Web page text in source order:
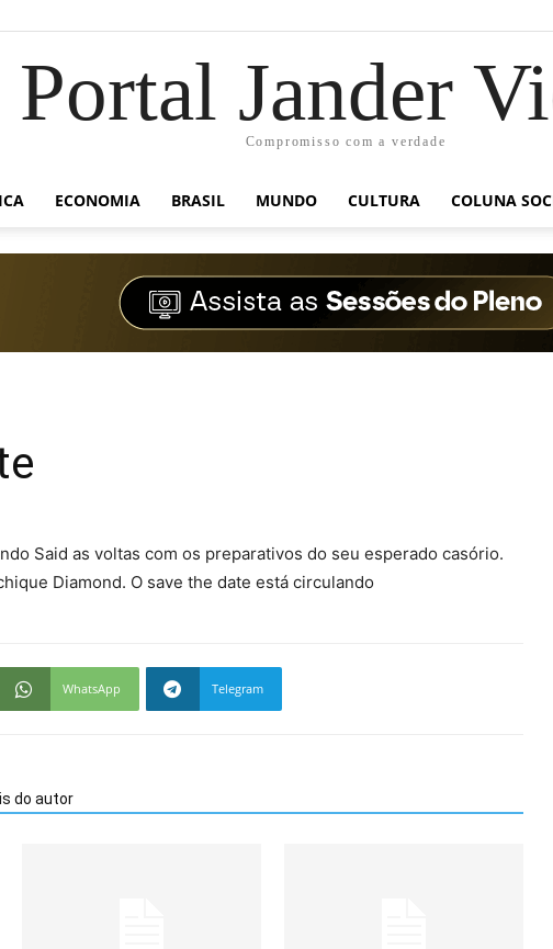
Portal Jander
Compromisso com a verdade
ECONOMIA BRASIL MUNDO CULTURA COLUNA
Said as voltas com os preparativos do seu esperado casório.
Diamond. O save the date está circulando
WhatsApp Telegram
do autor